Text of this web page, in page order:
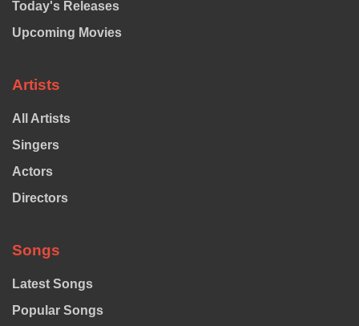
Today's Releases
Upcoming Movies
Artists
All Artists
Singers
Actors
Directors
Songs
Latest Songs
Popular Songs